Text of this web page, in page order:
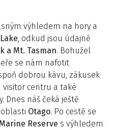
výhledem na hory a
, odkud jsou údajně
a Mt. Tasman. Bohužel
se nám nafotit
dobrou kávu, zákusek
centru a také
Dnes náš čeká ještě
Otago. Po cestě se
Reserve s výhledem